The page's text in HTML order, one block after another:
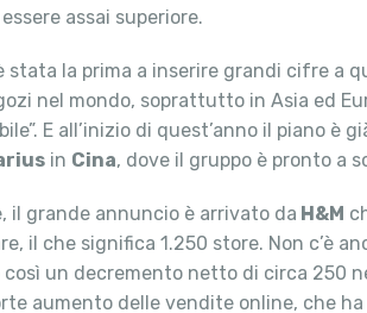
assai superiore.
stata la prima a inserire grandi cifre a
nel mondo, soprattutto in Asia ed
E all’inizio di quest’anno il piano
in Cina, dove il gruppo è pronto a
il grande annuncio è arrivato da H&M
il che significa 1.250 store. Non c’è
un decremento netto di circa 250
aumento delle vendite online, che